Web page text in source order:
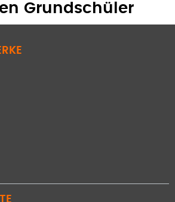
Grundschüler